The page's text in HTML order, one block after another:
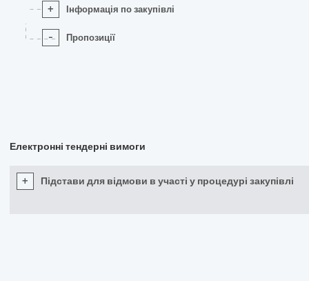
+ Інформація по закупівлі
- Пропозиції
Електронні тендерні вимоги
+ Підстави для відмови в участі у процедурі закупівлі